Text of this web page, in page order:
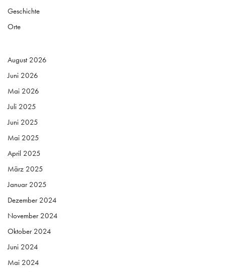
Geschichte
Orte
August 2026
Juni 2026
Mai 2026
Juli 2025
Juni 2025
Mai 2025
April 2025
März 2025
Januar 2025
Dezember 2024
November 2024
Oktober 2024
Juni 2024
Mai 2024